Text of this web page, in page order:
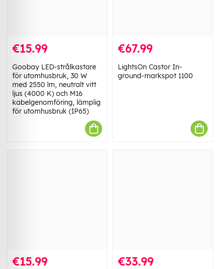
€15.99
Goobay LED-strålkastare
för utomhusbruk, 30 W
med 2550 lm, neutralt vitt
ljus (4000 K) och M16
kabelgenomföring, lämplig
för utomhusbruk (IP65)
€67.99
LightsOn Castor In-
ground-markspot 1100
€15.99 €33.99